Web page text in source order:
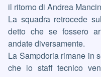
il ritorno di Andrea
La squadra retrocede
detto che se fossero
andate diversamente.
La Sampdoria rimane in
che lo staff tecnico